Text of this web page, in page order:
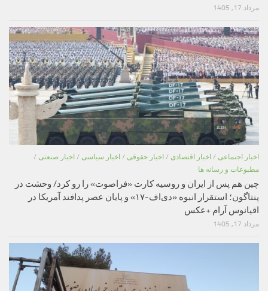
مرداد 17, 1405
اخبار اجتماعی / اخبار اقتصادی / اخبار حقوقی / اخبار سیاسی / اخبار صنعتی /
مطبوعات و رسانه ها
چین هم پس از ایران و روسیه کارت «فراصوت» را رو کرد/ وحشت در
پنتاگون؛ استقرار انبوه «دی‌اف‑۱۷» و پایان عصر پدافند آمریکا در
اقیانوس آرام +عکس
مرداد 17, 1405